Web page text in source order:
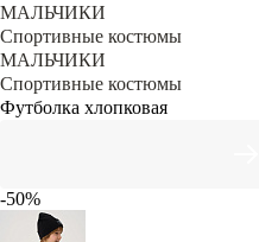
МАЛЬЧИКИ
Спортивные костюмы
МАЛЬЧИКИ
Спортивные костюмы
Футболка хлопковая
-50%